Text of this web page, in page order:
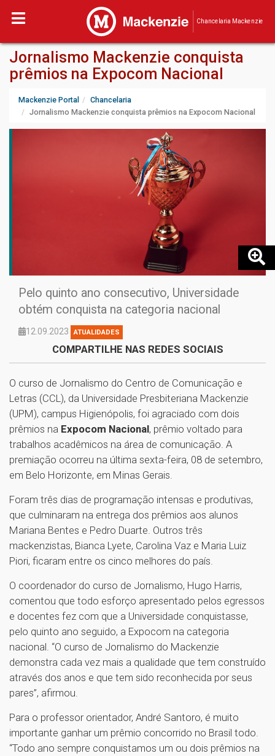
Chancelaria Mackenzie
Jornalismo Mackenzie conquista
prêmios na Expocom Nacional
Mackenzie Portal
Chancelaria
Jornalismo Mackenzie conquista prêmios na Expocom Nacional
Pelo quinto ano consecutivo, Universidade
obtém conquista na categoria nacional
12.09.2023 ATUALIDADES
COMPARTILHE NAS REDES SOCIAIS
O curso de Jornalismo do Centro de Comunicação e
Letras (CCL), da Universidade Presbiteriana Mackenzie
(UPM), campus Higienópolis, foi agraciado com dois
prêmios na Expocom Nacional, prêmio voltado para
trabalhos acadêmicos na área de comunicação. A
premiação ocorreu na última sexta-feira, 08 de setembro,
em Belo Horizonte, em Minas Gerais.
Foram três dias de programação intensas e produtivas,
que culminaram na entrega dos prêmios aos alunos
Mariana Bentes e Pedro Duarte. Outros três
mackenzistas, Bianca Lyete, Carolina Vaz e Maria Luiz
Piori, ficaram entre os cinco melhores do país.
O coordenador do curso de Jornalismo, Hugo Harris,
comentou que todo esforço apresentado pelos egressos
e docentes fez com que a Universidade conquistasse,
pelo quinto ano seguido, a Expocom na categoria
nacional. “O curso de Jornalismo do Mackenzie
demonstra cada vez mais a qualidade que tem construído
através dos anos e que tem sido reconhecida por seus
pares”, afirmou.
Para o professor orientador, André Santoro, é muito
importante ganhar um prêmio concorrido no Brasil todo.
“Todo ano sempre conquistamos um ou dois prêmios na